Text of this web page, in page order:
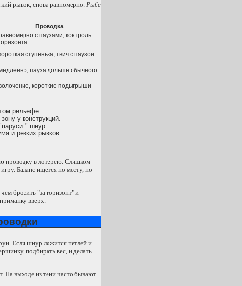
рывок, снова равномерно. Рыбе
Проводка
с паузами, контроль
ступенька, твич с паузой
пауза дольше обычного
короткие подыгрыши
рельефе.
у конструкций.
шнур.
и резких рывков.
проводку в лотерею. Слишком
Баланс ищется по месту, но
бросить "за горизонт" и
вверх.
Если шнур ложится петлей и
подбирать вес, и делать
На выходе из тени часто бывают